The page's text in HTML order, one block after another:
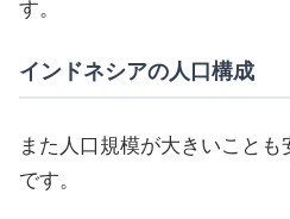
す。
インドネシアの人口構成
また人口規模が大きいこと
です。